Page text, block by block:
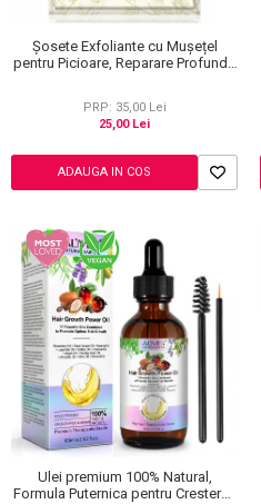
Șosete Exfoliante cu Mușețel
pentru Picioare, Reparare Profundă
PRP: 35,00 Lei
25,00 Lei
ADAUGA IN COS
Ulei premium 100% Natural,
Formula Puternica pentru Cresterea